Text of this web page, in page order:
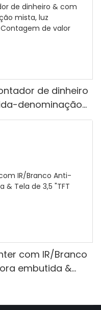
de dinheiro
denominação
de detecção &
com IR/Branco
embutida &